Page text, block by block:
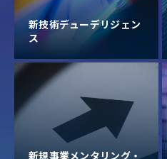
新技術デューデリジェン
ス
新規事業メンタリング・